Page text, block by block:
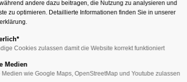
News
andere dazu beitragen, die Nutzung zu analysieren und
zu optimieren. Detaillierte Informationen finden Sie in unserer
Cookies zulassen damit die Website korrekt funktioniert
Medien
Medien wie Google Maps, OpenStreetMap und Youtube zulassen